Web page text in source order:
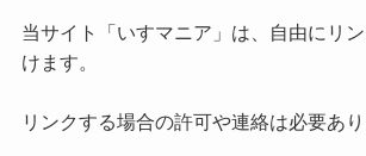
当サイト「いすマニア」は、自由にリ
けます。
リンクする場合の許可や連絡は必要あり